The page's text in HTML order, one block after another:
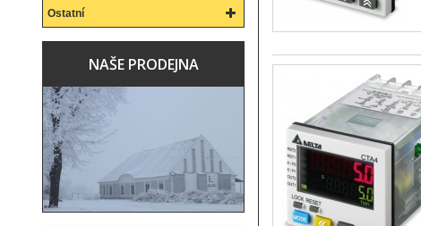
Ostatní
NAŠE PRODEJNA